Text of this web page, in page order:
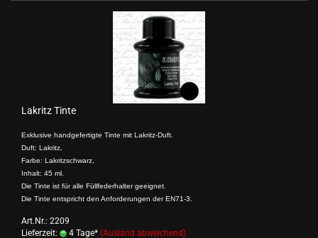
Lakritz Tinte
Exklusive handgefertigte Tinte mit Lakritz-Duft.
Duft: Lakritz,
Farbe: Lakritzschwarz,
Inhalt: 45 ml.
Die Tinte ist für alle Füllfederhalter geeignet.
Die Tinte entspricht den Anforderungen der EN71-3.
Art.Nr.: 2209
Lieferzeit:
4 Tage* (Ausland abweichend)